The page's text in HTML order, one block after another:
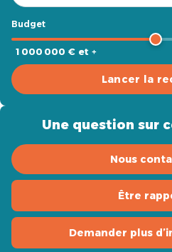
Budget
1 000 000 € et +
Lancer la
Une question sur
Nous
Être
Demander plus